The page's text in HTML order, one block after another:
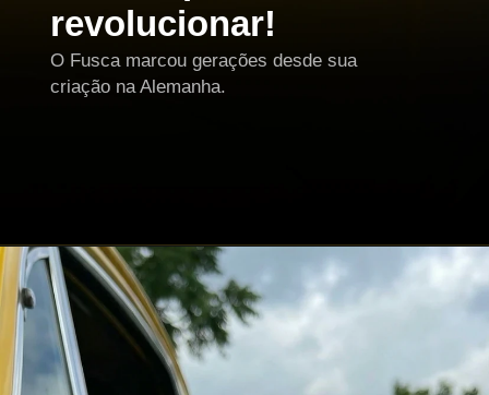
revolucionar!
O Fusca marcou gerações desde sua
criação na Alemanha.